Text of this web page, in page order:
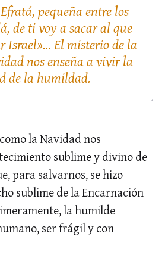
pequeña entre los
de ti voy a sacar al que
Israel»… El misterio de la
nos enseña a vivir la
de la humildad.
la Navidad nos
sublime y divino de
para salvarnos, se hizo
sublime de la Encarnación
la humilde
ser frágil y con